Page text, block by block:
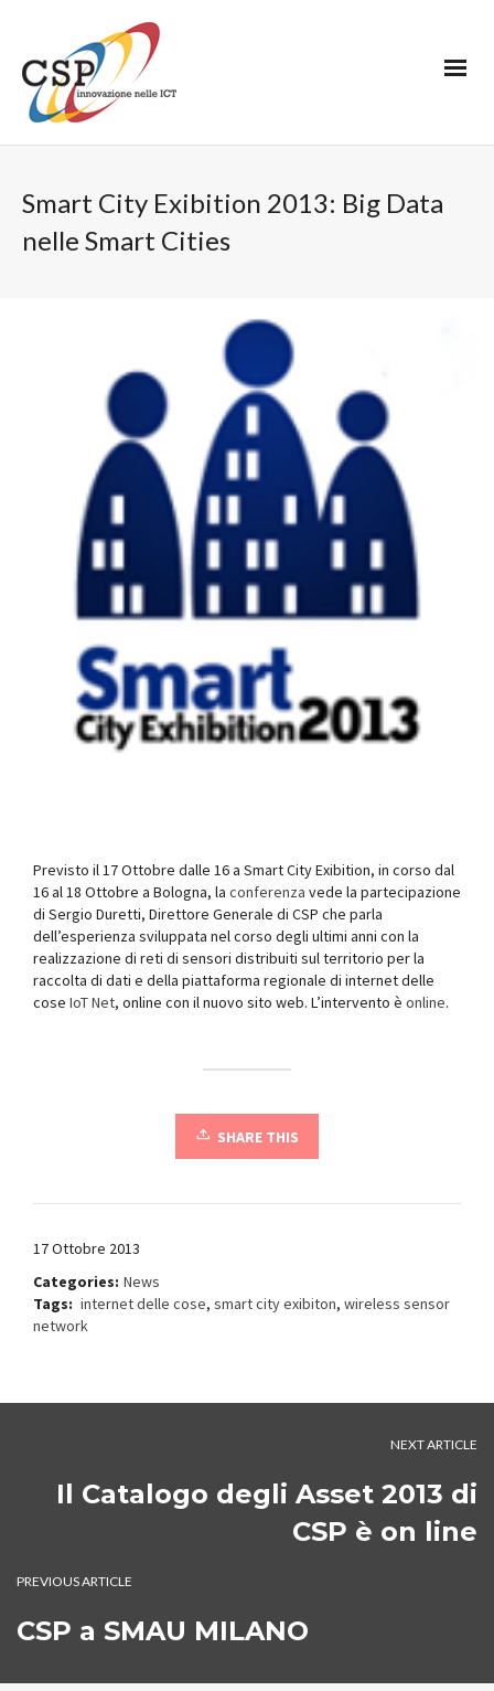
Smart City Exibition 2013: Big Data
nelle Smart Cities
Previsto il 17 Ottobre dalle 16 a Smart City Exibition, in corso dal
16 al 18 Ottobre a Bologna, la conferenza vede la partecipazione
di Sergio Duretti, Direttore Generale di CSP che parla
dell’esperienza sviluppata nel corso degli ultimi anni con la
realizzazione di reti di sensori distribuiti sul territorio per la
raccolta di dati e della piattaforma regionale di internet delle
cose IoT Net, online con il nuovo sito web. L’intervento è online.
SHARE THIS
17 Ottobre 2013
Categories: News
Tags: internet delle cose, smart city exibiton, wireless sensor
network
NEXT ARTICLE
Il Catalogo degli Asset 2013 di
CSP è on line
PREVIOUS ARTICLE
CSP a SMAU MILANO